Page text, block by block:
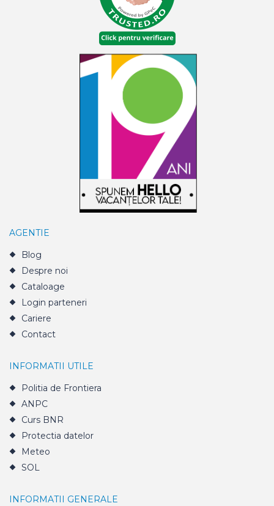
AGENTIE
Blog
Despre noi
Cataloage
Login parteneri
Cariere
Contact
INFORMATII UTILE
Politia de Frontiera
ANPC
Curs BNR
Protectia datelor
Meteo
SOL
INFORMATII GENERALE